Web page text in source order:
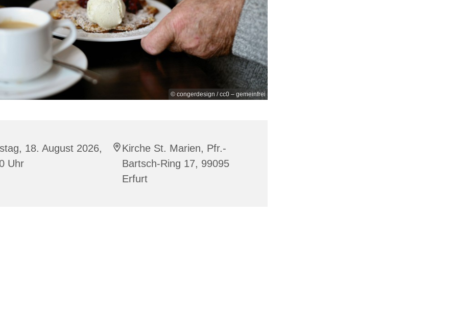
© congerdesign / cc0 – gemeinfrei
18. August 2026,
Uhr
Kirche St. Marien, Pfr.-
Bartsch-Ring 17, 99095
Erfurt